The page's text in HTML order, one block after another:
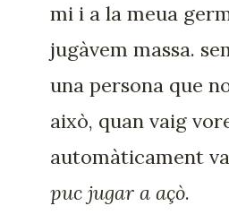
mi i a la meua
jugàvem massa.
una persona que
això, quan vaig
automàticament
puc jugar a açò.